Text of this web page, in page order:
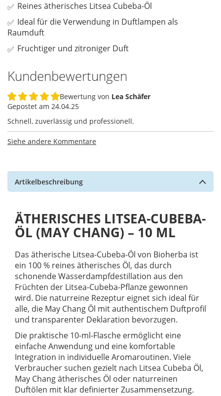
Reines ätherisches Litsea Cubeba-Öl
Ideal für die Verwendung in Duftlampen als
Raumduft
Fruchtiger und zitroniger Duft
Kundenbewertungen
100%
Bewertung von Lea Schäfer
Gepostet am 24.04.25
Schnell, zuverlässig und professionell.
Siehe andere Kommentare
Artikelbeschreibung
ÄTHERISCHES LITSEA-CUBEBA-
ÖL (MAY CHANG) – 10 ML
Das ätherische Litsea-Cubeba-Öl von Bioherba ist
ein 100 % reines ätherisches Öl, das durch
schonende Wasserdampfdestillation aus den
Früchten der Litsea-Cubeba-Pflanze gewonnen
wird. Die naturreine Rezeptur eignet sich ideal für
alle, die May Chang Öl mit authentischem Duftprofil
und transparenter Deklaration bevorzugen.
Die praktische 10-ml-Flasche ermöglicht eine
einfache Anwendung und eine komfortable
Integration in individuelle Aromaroutinen. Viele
Verbraucher suchen gezielt nach Litsea Cubeba Öl,
May Chang ätherisches Öl oder naturreinen
Duftölen mit klar definierter Zusammensetzung.